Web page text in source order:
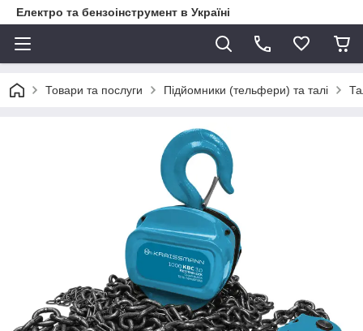
Електро та бензоінструмент в Україні
Товари та послуги Підйомники (тельфери) та талі